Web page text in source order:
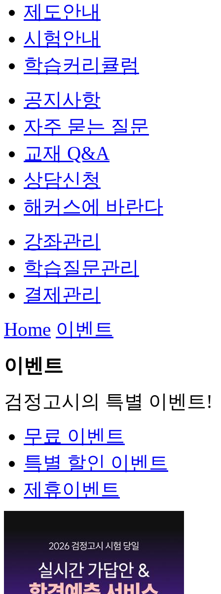
제도안내
시험안내
학습커리큘럼
공지사항
자주 묻는 질문
교재 Q&A
상담신청
해커스에 바란다
강좌관리
학습질문관리
결제관리
Home 이벤트
이벤트
검정고시의 특별 이벤트!
무료 이벤트
특별 할인 이벤트
제휴이벤트